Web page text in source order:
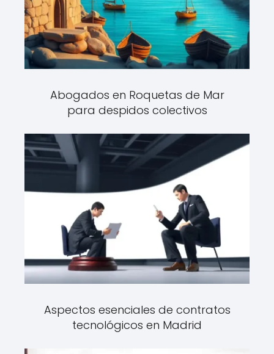
Abogados en Roquetas de Mar
para despidos colectivos
Aspectos esenciales de contratos
tecnológicos en Madrid